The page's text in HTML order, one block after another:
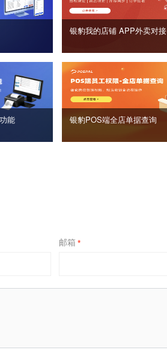
银豹我的店铺 APP外卖对接
能 银豹POS端全店单据查询
邮箱 *